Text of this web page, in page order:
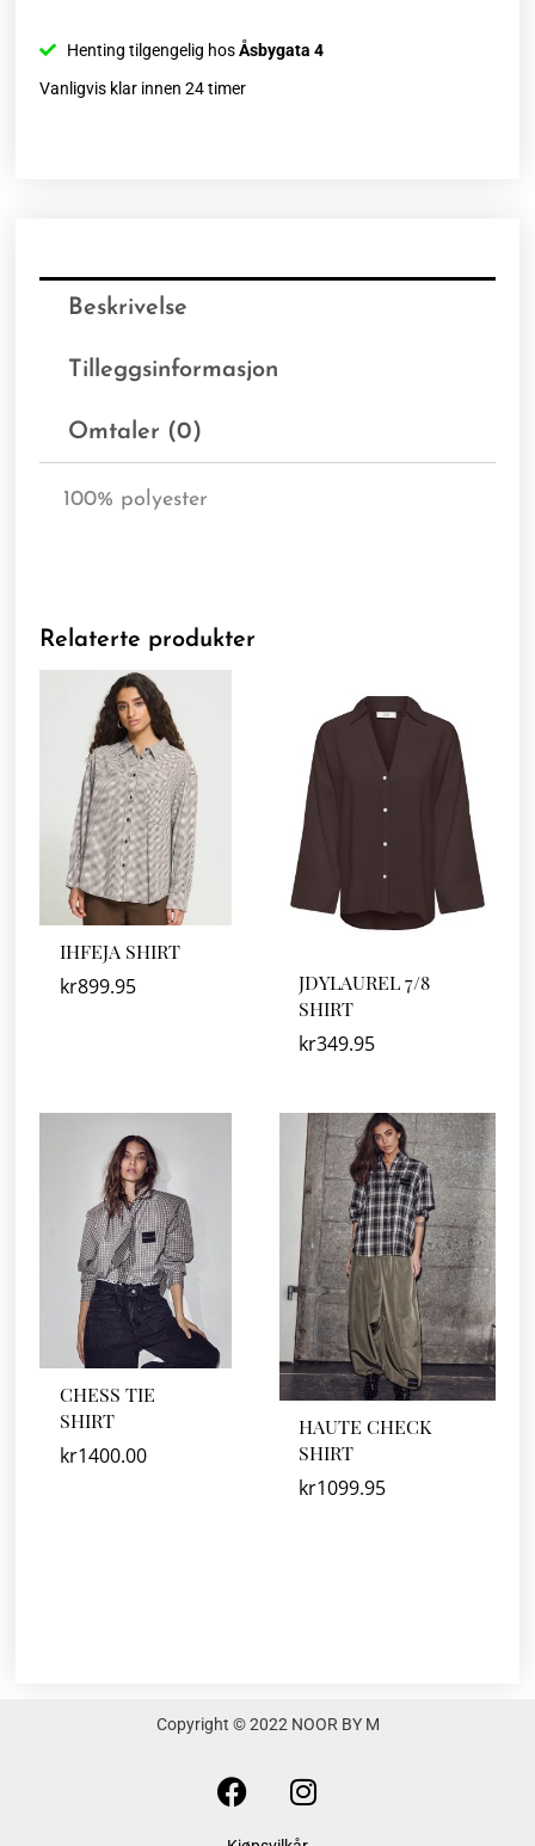
Henting tilgengelig hosÅsbygata 4
Vanligvis klar innen 24 timer
Beskrivelse
Tilleggsinformasjon
Omtaler (0)
100% polyester
Relaterte produkter
IHFEJA SHIRT
kr899.95
JDYLAUREL 7/8
SHIRT
kr349.95
CHESS TIE
SHIRT
kr1400.00
HAUTE CHECK
SHIRT
kr1099.95
Copyright © 2022 NOOR BY M
F
a
c
I
n
s